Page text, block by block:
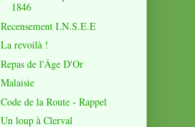
1846
Recensement I.N.S.E.E
La revoilà !
Repas de l'Âge D'Or
Malaisie
Code de la Route - Rappel
Un loup à Clerval